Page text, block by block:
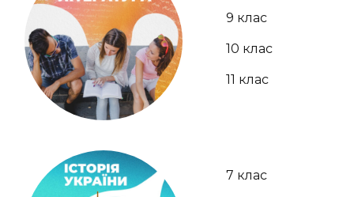
9 клас
10 клас
11 клас
7 клас